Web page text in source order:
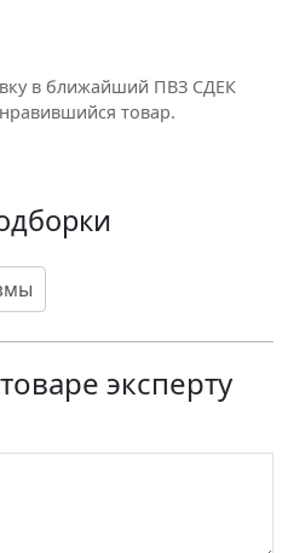
в ближайший ПВЗ СДЕК
товар.
эксперту